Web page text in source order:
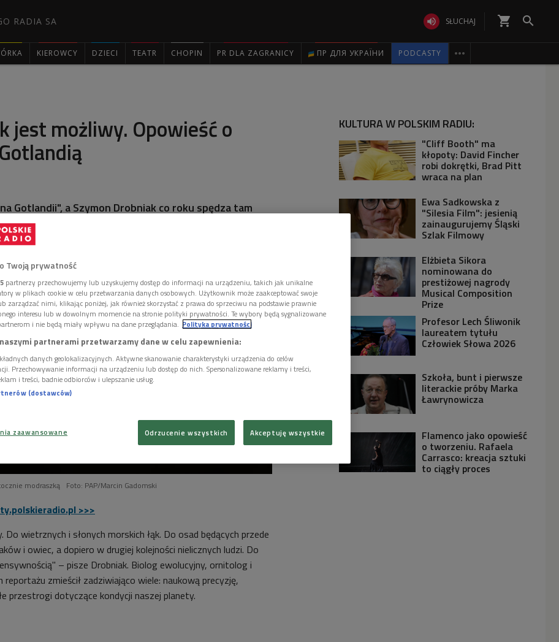
RADIA SA  SŁUCHAJ shopping_cart 
KIEROWCY DZIECI TEATR CHOPIN PR DLA ZAGRANICY ПР ДЛЯ УКРАЇНИ PODCASTY 
jest możliwy. Opowieść o
Gotlandii", a Szymon Drobniak co roku spędza tam
pochłonięty badaniem ptaków i bezczasowością.
z dala od głównych szlaków turystycznych,
w ciągłym pośpiechu stałego lądu.
modraszką Foto: PAP/Marcin Gadomski
>>>
Do wietrznych i słonych morskich łąk. Do osad będących przede
i owiec, a dopiero w drugiej kolejności nielicznych ludzi. Do
– pisze Drobniak. Biolog ewolucyjny, ornitolog i
zmieścił zadziwiająco wiele: naukową precyzję,
przestrogi dotyczące kondycji naszej planety.
KULTURA W POLSKIM RADIU:
"Cliff Booth" ma
kłopoty: David Fincher
robi dokrętki, Brad Pitt
wraca na plan
Ewa Sadkowska z
"Silesia Film": jesienią
zainaugurujemy Śląski
Szlak Filmowy
Elżbieta Sikora
nominowana do
prestiżowej nagrody
Musical Composition
Prize
Profesor Lech Śliwonik
laureatem tytułu
Człowiek Słowa 2026
Szkoła, bunt i pierwsze
literackie próby Marka
Ławrynowicza
Flamenco jako opowieść
o tworzeniu. Rafaela
Carrasco: kreacja sztuki
to ciągły proces
Twoją prywatność
5 partnerzy przechowujemy lub uzyskujemy dostęp do informacji na urządzeniu, takich jak unikalne
w plikach cookie w celu przetwarzania danych osobowych. Użytkownik może zaakceptować swoje
zarządzać nimi, klikając poniżej, jak również skorzystać z prawa do sprzeciwu na podstawie prawnie
interesu lub w dowolnym momencie na stronie polityki prywatności. Te wybory będą sygnalizowane
i nie będą miały wpływu na dane przeglądania. Polityka prywatności
partnerami przetwarzamy dane w celu zapewnienia:
danych geolokalizacyjnych. Aktywne skanowanie charakterystyki urządzenia do celów
Przechowywanie informacji na urządzeniu lub dostęp do nich. Spersonalizowane reklamy i treści,
i treści, badnie odbiorców i ulepszanie usług.
(dostawców)
zaawansowane Odrzucenie wszystkich Akceptuję wszystkie